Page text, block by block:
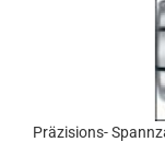
Präzisions-